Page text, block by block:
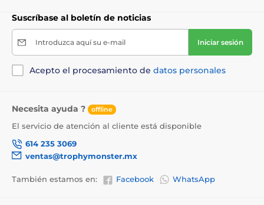
Suscríbase al boletín de noticias
Introduzca aquí su e-mail Iniciar sesión
Acepto el procesamiento de datos personales
Necesita ayuda ? offline
El servicio de atención al cliente está disponible
614 235 3069
ventas@trophymonster.mx
También estamos en: Facebook WhatsApp